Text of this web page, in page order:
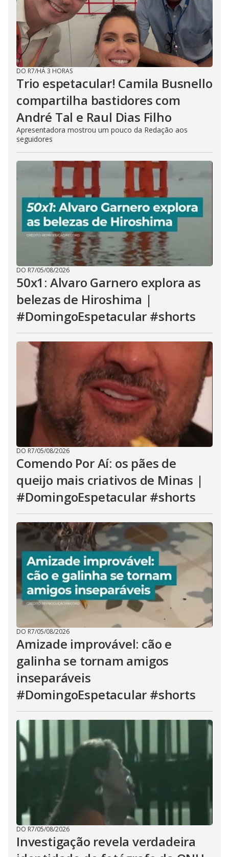
DO R7/HÁ 3 HORAS
Trio espetacular! Camila Busnello
compartilha bastidores com
André Tal e Raul Dias Filho
Apresentadora mostrou um pouco da Redação aos
seguidores
DO R7/05/08/2026
50x1: Alvaro Garnero explora as
belezas de Hiroshima |
#DomingoEspetacular #shorts
DO R7/05/08/2026
Comendo Por Aí: os pães de
queijo mais criativos de Minas |
#DomingoEspetacular #shorts
DO R7/05/08/2026
Amizade improvável: cão e
galinha se tornam amigos
inseparáveis
#DomingoEspetacular #shorts
DO R7/05/08/2026
Investigação revela verdadeira